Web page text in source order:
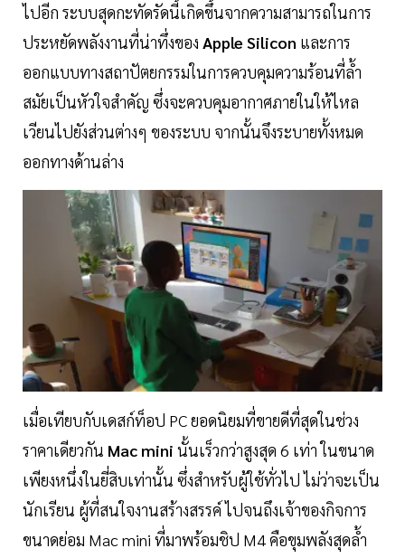
ไปอีก ระบบสุดกะทัดรัดนี้เกิดขึ้นจากความสามารถในการ
ประหยัดพลังงานที่น่าทึ่งของ Apple Silicon และการ
ออกแบบทางสถาปัตยกรรมในการควบคุมความร้อนที่ล้ำ
สมัยเป็นหัวใจสำคัญ ซึ่งจะควบคุมอากาศภายในให้ไหล
เวียนไปยังส่วนต่างๆ ของระบบ จากนั้นจึงระบายทั้งหมด
ออกทางด้านล่าง
เมื่อเทียบกับเดสก์ท็อป PC ยอดนิยมที่ขายดีที่สุดในช่วง
ราคาเดียวกัน Mac mini นั้นเร็วกว่าสูงสุด 6 เท่า ในขนาด
เพียงหนึ่งในยี่สิบเท่านั้น ซึ่งสำหรับผู้ใช้ทั่วไป ไม่ว่าจะเป็น
นักเรียน ผู้ที่สนใจงานสร้างสรรค์ ไปจนถึงเจ้าของกิจการ
ขนาดย่อม Mac mini ที่มาพร้อมชิป M4 คือขุมพลังสุดล้ำ